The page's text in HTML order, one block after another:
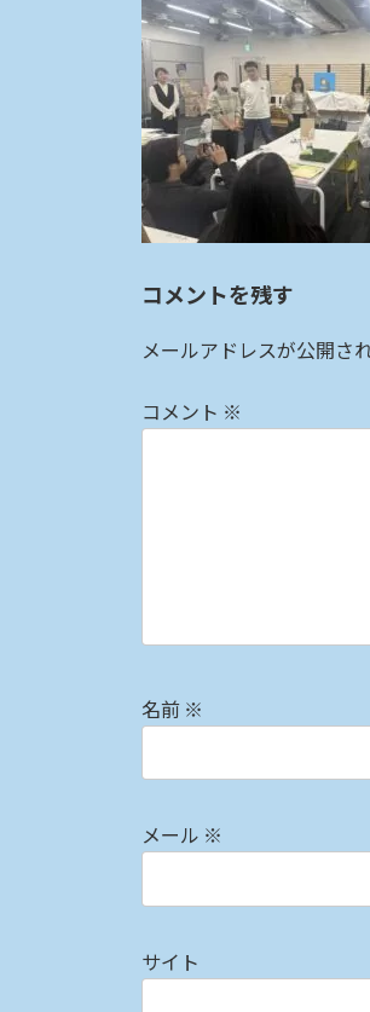
日
時
コメントを残す
メールアドレスが公開さ
コメント ※
名前 ※
メール ※
サイト